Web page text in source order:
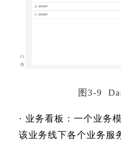
图3-9
· 业务看板：一个业务
该业务线下各个业务服